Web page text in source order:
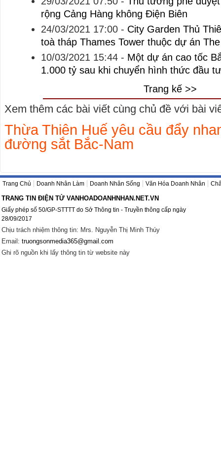
rộng Cảng Hàng không Điện Biên
24/03/2021 17:00- City Garden Thủ
toà tháp Thames Tower thuộc dự án
10/03/2021 15:44- Một dự án cao tốc
1.000 tỷ sau khi chuyển hình thức đầu tư
Trang kế >>
Xem thêm các bài viết cùng chủ đề với bài
Thừa Thiên Huế yêu cầu đẩy
đường sắt Bắc-Nam
Trang Chủ Doanh Nhân Làm Doanh Nhân Sống Văn Hóa Doanh Nhân
TRANG TIN ĐIỆN TỬ VANHOADOANHNHAN.NET.VN
Giấy phép số 50/GP-STTTT do Sở Thông tin - Truyền thông cấp ngày
28/09/2017
Chịu trách nhiệm thông tin: Mrs. Nguyễn Thị Minh Thúy
Email: truongsonmedia365@gmail.com
Ghi rõ nguồn khi lấy thông tin từ website này